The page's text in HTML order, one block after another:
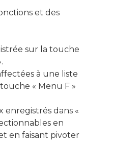
et des
sur la touche
à une liste
« Menu F »
enregistrés dans «
en
en faisant pivoter